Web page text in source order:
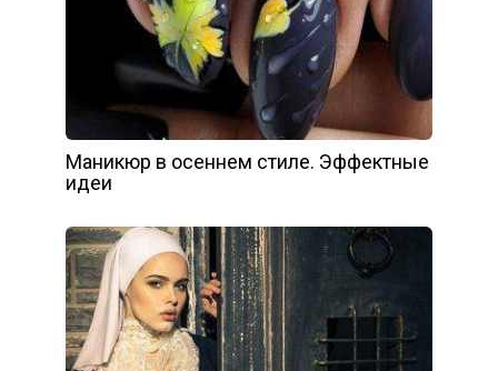
Маникюр в осеннем стиле. Эффектные
идеи